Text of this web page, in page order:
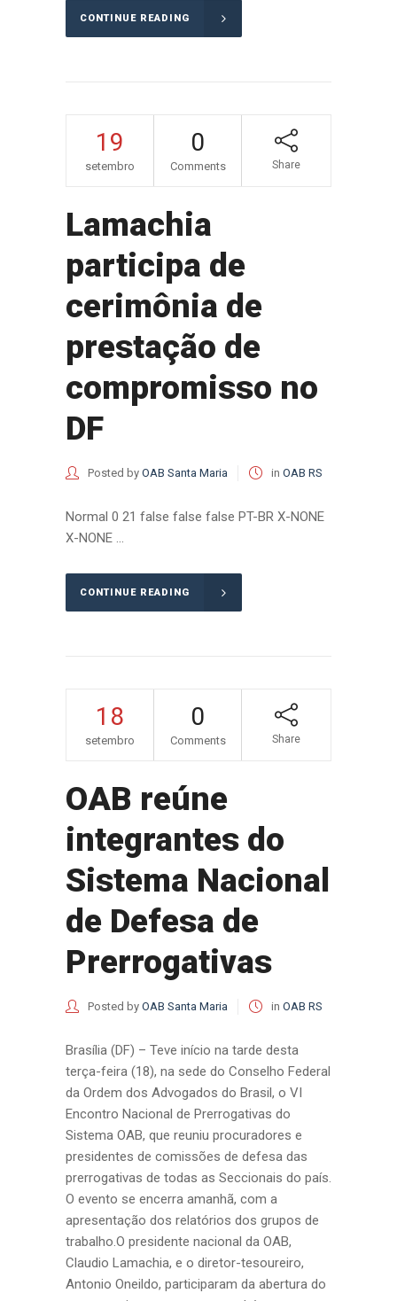
CONTINUE READING
19
setembro
0
Comments Share
Lamachia
participa de
cerimônia de
prestação de
compromisso no
DF
Posted by OAB Santa Maria in OAB RS
Normal 0 21 false false false PT-BR X-NONE
X-NONE ...
CONTINUE READING
18
setembro
0
Comments Share
OAB reúne
integrantes do
Sistema Nacional
de Defesa de
Prerrogativas
Posted by OAB Santa Maria in OAB RS
Brasília (DF) – Teve início na tarde desta
terça-feira (18), na sede do Conselho Federal
da Ordem dos Advogados do Brasil, o VI
Encontro Nacional de Prerrogativas do
Sistema OAB, que reuniu procuradores e
presidentes de comissões de defesa das
prerrogativas de todas as Seccionais do país.
O evento se encerra amanhã, com a
apresentação dos relatórios dos grupos de
trabalho.O presidente nacional da OAB,
Claudio Lamachia, e o diretor-tesoureiro,
Antonio Oneildo, participaram da abertura do